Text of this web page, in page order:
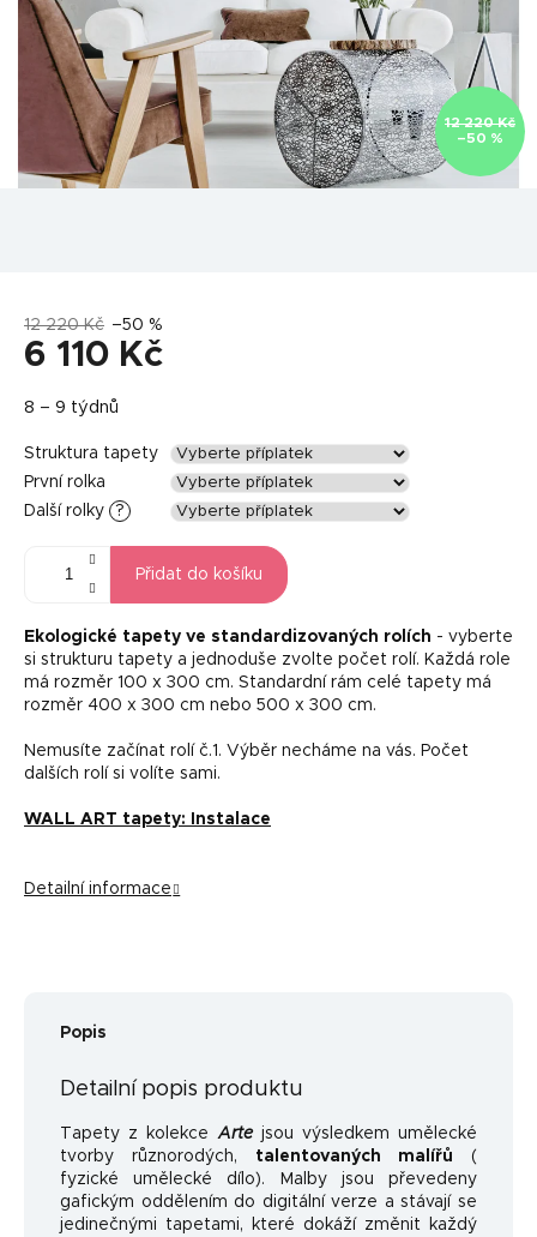
12 220 Kč
–50 %
12 220 Kč –50 %
6 110 Kč
cena:
8 – 9 týdnů
Struktura tapety
První rolka
Další rolky
?
Přidat do košíku
Ekologické tapety ve standardizovaných rolích - vyberte
si strukturu tapety a jednoduše zvolte počet rolí. Každá role
má rozměr 100 x 300 cm. Standardní rám celé tapety má
rozměr 400 x 300 cm nebo 500 x 300 cm.
Nemusíte začínat rolí č.1. Výběr necháme na vás. Počet
dalších rolí si volíte sami.
WALL ART tapety: Instalace
Detailní informace
Popis
Detailní popis produktu
Tapety z kolekceArtejsou výsledkem umělecké
tvorby různorodých,
talentovaných malířů (
fyzické umělecké dílo). Malby jsou převedeny
gafickým oddělením do digitální verze a stávají se
jedinečnými tapetami, které dokáží změnit každý